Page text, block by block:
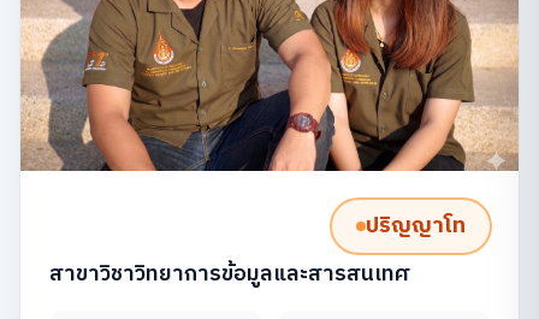
ปริญญาโท
สาขาวิชาวิทยาการข้อมูลและสารสนเทศ